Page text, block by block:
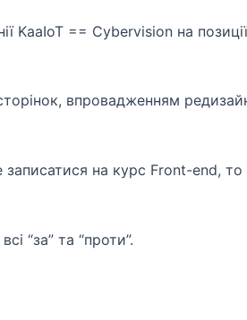
== Cybervision на
впровадженням
на курс Front-end, то
“за” та “проти”.